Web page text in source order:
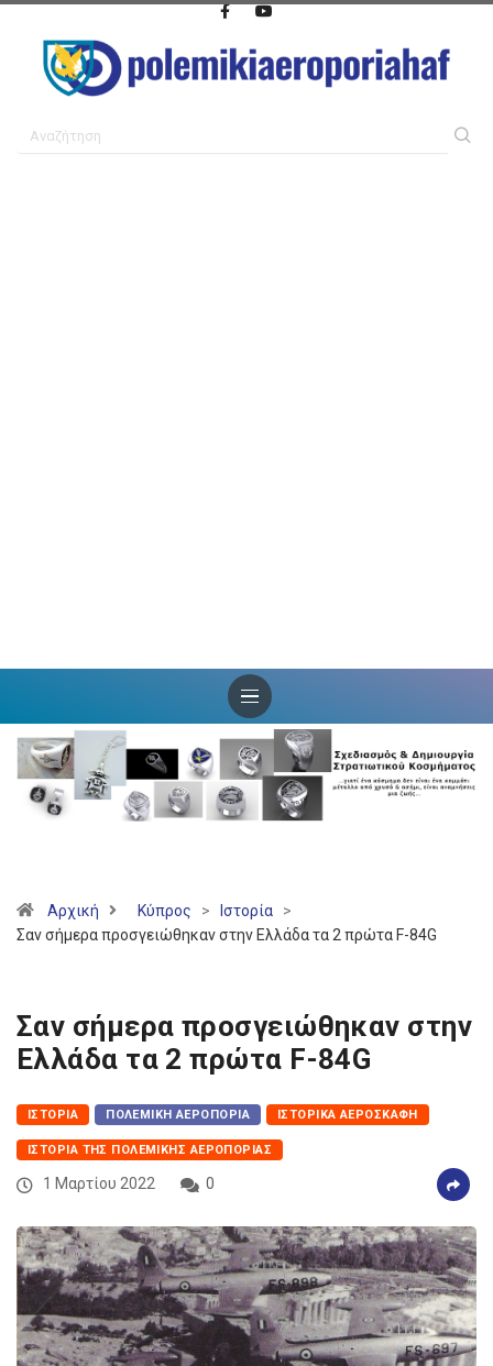
Αρχική Κύπρος > Ιστορία
>
Σαν σήμερα προσγειώθηκαν στην Ελλάδα τα 2 πρώτα F-84G
Σαν σήμερα προσγειώθηκαν στην
Ελλάδα τα 2 πρώτα F-84G
ΙΣΤΟΡΊΑ ΠΟΛΕΜΙΚΉ ΑΕΡΟΠΟΡΊΑ ΙΣΤΟΡΙΚΆ ΑΕΡΟΣΚΆΦΗ
ΙΣΤΟΡΊΑ ΤΗΣ ΠΟΛΕΜΙΚΉΣ ΑΕΡΟΠΟΡΊΑΣ
1 Μαρτίου 2022 0